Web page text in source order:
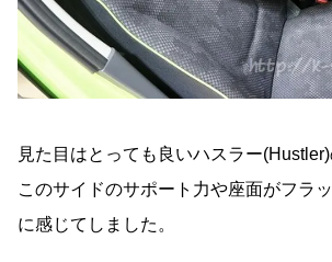
見た目はとっても良いハスラー(Hustler)
このサイドのサポート力や座面がフラ
に感じてしました。